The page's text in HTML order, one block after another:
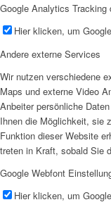
Google Analytics Tracking
Hier klicken, um
Andere externe Services
Wir nutzen verschiedene
Maps und externe Video
Anbeiter persönliche
Ihnen die Möglichkeit, sie
Funktion dieser Website
treten in Kraft, sobald Sie
Google Webfont
Hier klicken, um